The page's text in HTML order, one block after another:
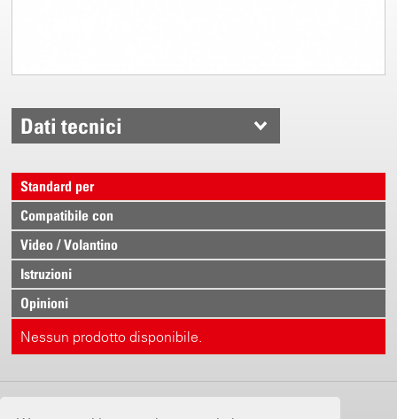
Dati tecnici
Standard per
Compatibile con
Video / Volantino
Istruzioni
Opinioni
Nessun prodotto disponibile.